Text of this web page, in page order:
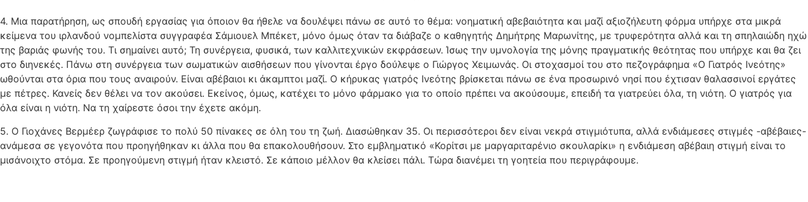
4. Μια παρατήρηση, ως σπουδή εργασίας για όποιον θα ήθελε να δουλέψει πάνω σε αυτό το θέμα: νοηματική αβεβαιότητα και μαζί αξιοζήλευτη φόρμα υπήρχε στα μικρά
κείμενα του ιρλανδού νομπελίστα συγγραφέα Σάμιουελ Μπέκετ, μόνο όμως όταν τα διάβαζε ο καθηγητής Δημήτρης Μαρωνίτης, με τρυφερότητα αλλά και τη σπηλαιώδη ηχώ
της βαριάς φωνής του. Τι σημαίνει αυτό; Τη συνέργεια, φυσικά, των καλλιτεχνικών εκφράσεων. Ίσως την υμνολογία της μόνης πραγματικής θεότητας που υπήρχε και θα ζει
στο διηνεκές. Πάνω στη συνέργεια των σωματικών αισθήσεων που γίνονται έργο δούλεψε ο Γιώργος Χειμωνάς. Οι στοχασμοί του στο πεζογράφημα «Ο Γιατρός Ινεότης»
ωθούνται στα όρια που τους αναιρούν. Είναι αβέβαιοι κι άκαμπτοι μαζί. Ο κήρυκας γιατρός Ινεότης βρίσκεται πάνω σε ένα προσωρινό νησί που έχτισαν θαλασσινοί εργάτες
με πέτρες. Κανείς δεν θέλει να τον ακούσει. Εκείνος, όμως, κατέχει το μόνο φάρμακο για το οποίο πρέπει να ακούσουμε, επειδή τα γιατρεύει όλα, τη νιότη. Ο γιατρός για
όλα είναι η νιότη. Να τη χαίρεστε όσοι την έχετε ακόμη.
5. Ο Γιοχάνες Βερμέερ ζωγράφισε το πολύ 50 πίνακες σε όλη του τη ζωή. Διασώθηκαν 35. Οι περισσότεροι δεν είναι νεκρά στιγμιότυπα, αλλά ενδιάμεσες στιγμές -αβέβαιες-
ανάμεσα σε γεγονότα που προηγήθηκαν κι άλλα που θα επακολουθήσουν. Στο εμβληματικό «Κορίτσι με μαργαριταρένιο σκουλαρίκι» η ενδιάμεση αβέβαιη στιγμή είναι το
μισάνοιχτο στόμα. Σε προηγούμενη στιγμή ήταν κλειστό. Σε κάποιο μέλλον θα κλείσει πάλι. Τώρα διανέμει τη γοητεία που περιγράφουμε.